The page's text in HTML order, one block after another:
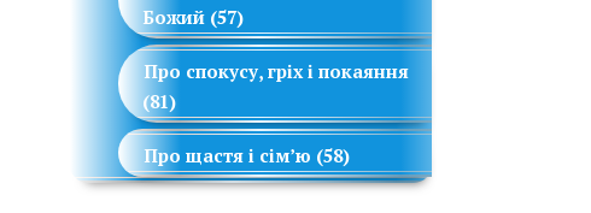
Божий (57)
Про спокусу, гріх і покаяння
(81)
Про щастя і сім’ю (58)